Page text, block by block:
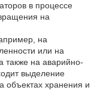
в процессе
на
на
или на
на аварийно-
выделение
объектах хранения и